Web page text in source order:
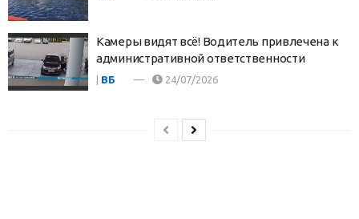
Камеры видят всё! Водитель привлечена к
административной ответственности
ВБ 24/07/2026